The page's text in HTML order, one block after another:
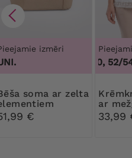
izmēri
zelta
€
48/50, 52/
Krēmkrāsas blūze
ar
33,99